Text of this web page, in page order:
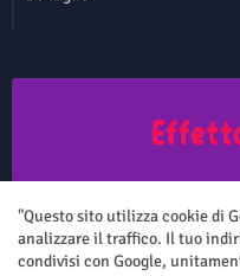
aggiornato senza nessuna
un prodotto editoriale ai
"Questo sito utilizza cookie di
analizzare il traffico. Il tuo
condivisi con Google,